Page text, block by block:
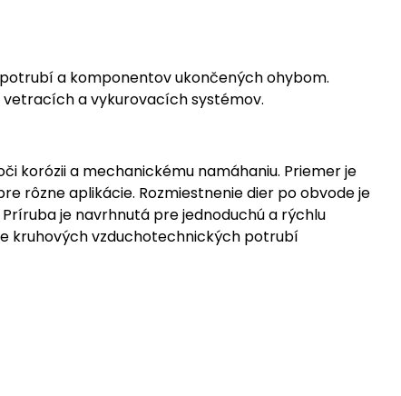
a komponentov ukončených ohybom.
vetracích a vykurovacích systémov.
korózii a mechanickému namáhaniu. Priemer je
rôzne aplikácie. Rozmiestnenie dier po obvode je
je navrhnutá pre jednoduchú a rýchlu
kruhových vzduchotechnických potrubí